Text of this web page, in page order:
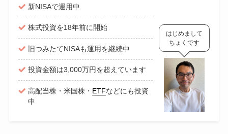
新NISAで運用中
株式投資を18年前に開始
旧つみたてNISAも運用を継続中
投資金額は3,000万円を超えています
高配当株・米国株・ ETFなどにも投資
中
はじめまして
ちょくです